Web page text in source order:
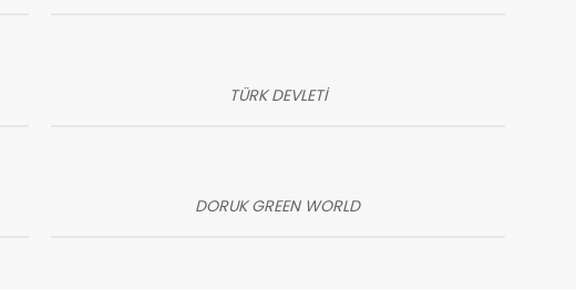
TÜRK DEVLETİ
DORUK GREEN WORLD